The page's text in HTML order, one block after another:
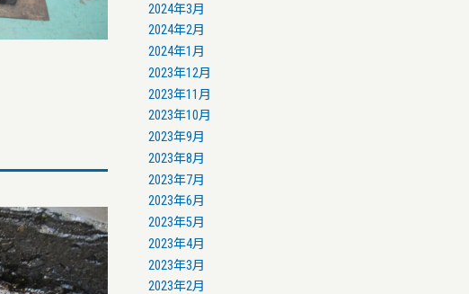
2024年3月
2024年2月
2024年1月
2023年12月
2023年11月
2023年10月
2023年9月
2023年8月
2023年7月
2023年6月
2023年5月
2023年4月
2023年3月
2023年2月